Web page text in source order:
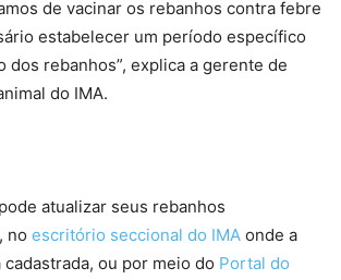
de vacinar os rebanhos contra febre
estabelecer um período específico
dos rebanhos”, explica a gerente de
do IMA.
atualizar seus rebanhos
no escritório seccional do IMA onde a
ou por meio do Portal do